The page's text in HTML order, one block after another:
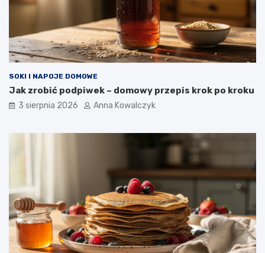
SOKI I NAPOJE DOMOWE
Jak zrobić podpiwek – domowy przepis krok po kroku
3 sierpnia 2026 Anna Kowalczyk